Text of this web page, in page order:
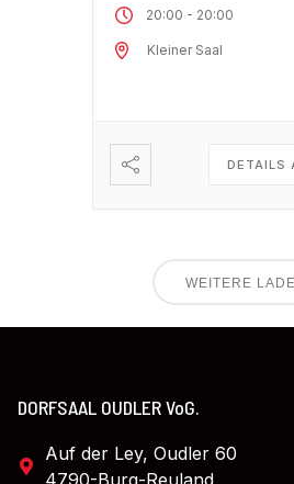
20:00 - 20:00
Kleiner Saal
DETAILS
WEITERE
DORFSAAL OUDLER VoG.
Auf der Ley, Oudler 60
4790-Burg-Reuland